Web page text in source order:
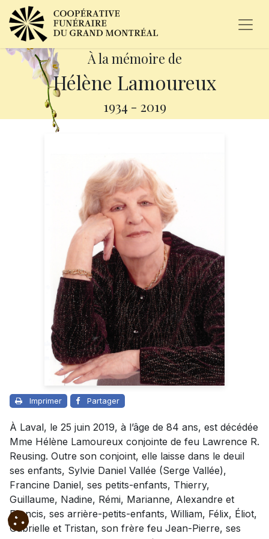
À la mémoire de
Hélène Lamoureux
1934 - 2019
Imprimer Partager
À Laval, le 25 juin 2019, à l’âge de 84 ans, est décédée
Mme Hélène Lamoureux conjointe de feu Lawrence R.
Reusing. Outre son conjoint, elle laisse dans le deuil
ses enfants, Sylvie Daniel Vallée (Serge Vallée),
Francine Daniel, ses petits-enfants, Thierry,
Guillaume, Nadine, Rémi, Marianne, Alexandre et
Francis, ses arrière-petits-enfants, William, Félix, Éliot,
Gabrielle et Tristan, son frère feu Jean-Pierre, ses